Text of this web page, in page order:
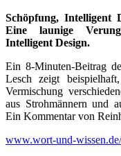
Schöpfung, Intelligent
Eine launige
Intelligent Design.
Ein 8-Minuten-Beitrag
Lesch zeigt
Vermischung
aus Strohmännern und
Ein Kommentar von
www.wort-und-